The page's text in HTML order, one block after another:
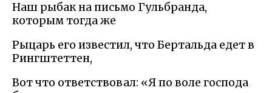
Наш рыбак на письмо Гульбранда,
которым тогда же
Рыцарь его известил, что Бертальда едет в
Рингштеттен,
Вот что ответствовал: «Я по воле господа